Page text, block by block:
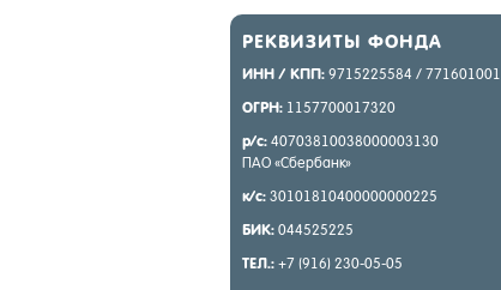
РЕК­ВИ­ЗИТЫ ФОН­ДА
ИНН / КПП: 9715225584 / 771601001
ОГРН: 1157700017320
р/с: 40703810038000003130
ПАО «Сбер­банк»
к/с: 30101810400000000225
БИК: 044525225
ТЕЛ.: +7 (916) 230-05-05